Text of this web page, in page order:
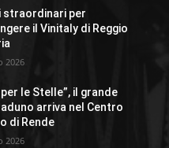
straordinari per
il Vinitaly di Reggio
2026
per le Stelle”, il grande
arriva nel Centro
di Rende
2026